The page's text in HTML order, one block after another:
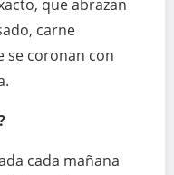
que abrazan
carne
se coronan con
cada mañana